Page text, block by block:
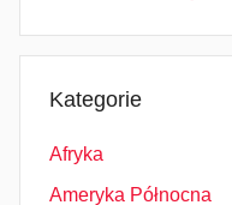
Kategorie
Afryka
Ameryka Północna